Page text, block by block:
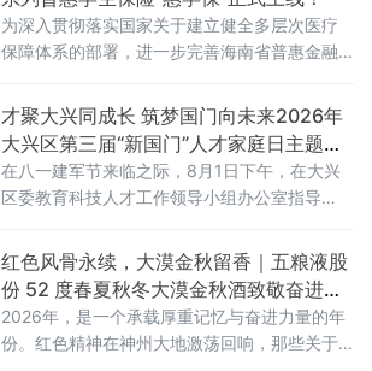
为深入贯彻落实国家关于建立健全多层次医疗
保障体系的部署，进一步完善海南省普惠金融
式上线发布。
才聚大兴同成长 筑梦国门向未来2026年
大兴区第三届“新国门”人才家庭日主题沙
龙活动圆满举行
在八一建军节来临之际，8月1日下午，在大兴
区委教育科技人才工作领导小组办公室指导
聚大兴同成长，筑梦国门向未来”大兴区第三
届“新国门”人才家庭日主题沙龙活动。
红色风骨永续，大漠金秋留香｜五粮液股
份 52 度春夏秋冬大漠金秋酒致敬奋进时
代
2026年，是一个承载厚重记忆与奋进力量的年
份。红色精神在神州大地激荡回响，那些关于